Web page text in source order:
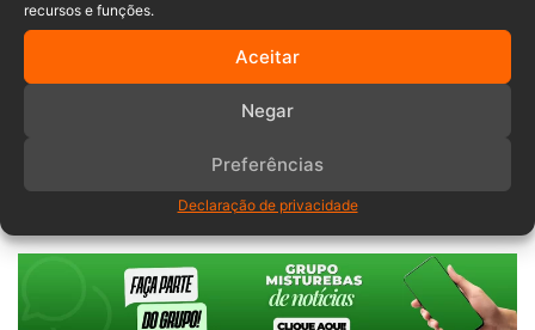
recursos e funções.
Aceitar
Negar
Preferências
Declaração de privacidade
demissão em massa
Santa Catarina